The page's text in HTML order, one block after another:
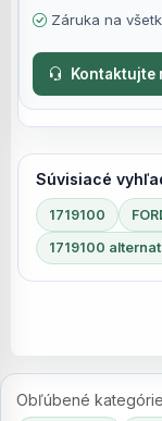
Záruka na
Kontaktujte
Súvisiacé
1719100
1719100
Obľúbené